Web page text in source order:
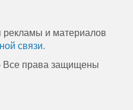
и материалов
связи.
права защищены